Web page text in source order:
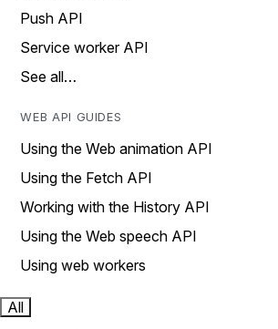
Push API
Service worker API
See all…
WEB API GUIDES
Using the Web animation API
Using the Fetch API
Working with the History API
Using the Web speech API
Using web workers
All